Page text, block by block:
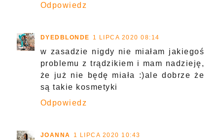
Odpowiedz
DYEDBLONDE 1 LIPCA 2020 08:14
w zasadzie nigdy nie miałam jakiegoś
problemu z trądzikiem i mam nadzieję,
że już nie będę miała :)ale dobrze że
są takie kosmetyki
Odpowiedz
JOANNA 1 LIPCA 2020 10:43